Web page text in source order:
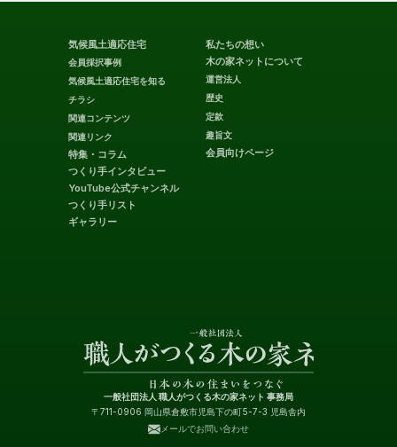
一般社団法人 職人がつくる木の家ネット 事務局
〒711-0906 岡山県倉敷市児島下の町5-7-3 児島舎内
メールでお問い合わせ
特集・コラム
つくり手インタビュー
YouTube公式チャンネル
つくり手リスト
ギャラリー
気候風土適応住宅
会員採択事例
気候風土適応住宅を知る
チラシ
関連コンテンツ
関連リンク
私たちの想い
木の家ネットについて
運営法人
歴史
定款
趣旨文
会員向けページ